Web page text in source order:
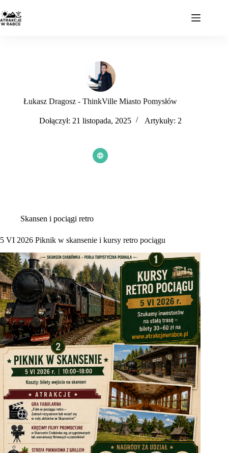
do
treści
Łukasz Dragosz - ThinkVille Miasto Pomysłów
Dołączył: 21 listopada, 2025 Artykuły: 2
Skansen i pociągi retro
5 VI 2026 Piknik w skansenie i kursy retro pociągu